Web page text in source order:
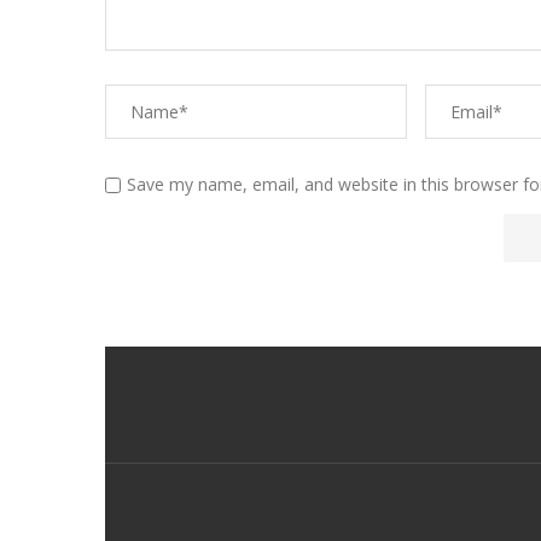
Save my name, email, and website in this browser